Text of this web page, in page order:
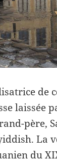
de
laissée
père,
La
du